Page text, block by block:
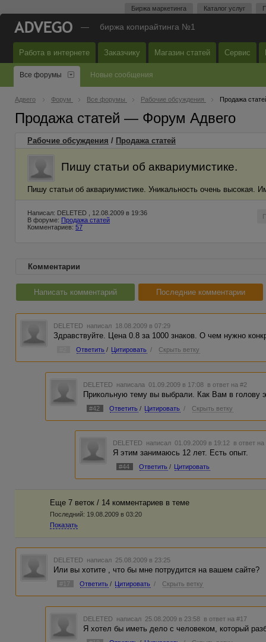
Биржа маркетинга Каталог услуг
— биржа копирайтинга №1
Работа в интернете Заказчику Магазин статей Сервис
Все форумы Новые сообщения
Адвего Форум Все форумы Рабочие обсуждения Продажа
Продажа статей — Форум Адвего
Рабочие обсуждения / Продажа статей
Пишу статьи об аквариумистике.
Пишу статьи об аквариумистике. Уникальность очень
Написал: DELETED , 12.08.2009 в 19:36
В форуме: Продажа статей
Комментариев: 57
Комментарии
Написать комментарий Последние комментарии
DELETED написал 18.08.2009 в 07:29
Здравствуйте. Цена 0.8 за 1000 знаков. О чем нужно
Ответить / Цитировать / Скрыть ветку
DELETED написала 01.09.2009 в 17:08 в ответ на #2
Прикольную тему вы выбрали. Как Вам в голову
#42 Ответить / Цитировать / Скрыть ветку
DELETED написал 01.09.2009 в 19:12 в ответ
Я этим занимаюсь 12 лет. Есть опыт.
#44 Ответить / Цитировать
Еще 7 веток / 14 комментариев в темe
Последний: 19.08.2009 в 03:20
Показать
DELETED написал 25.08.2009 в 23:25
Или вы хотите , что бы мне потрудится на вашем сайте?
#17 Ответить / Цитировать / Скрыть ветку
DELETED написал 25.08.2009 в 23:58 в ответ на #17
Я хотел бы иметь дело с человеком, который